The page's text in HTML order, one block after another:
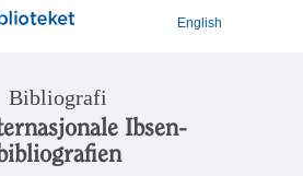
English
Bibliografi
Ibsen-